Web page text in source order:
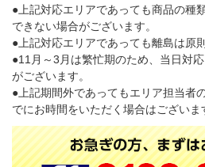
●上記対応エリアであっても商品の種
できない場合がございます。
●上記対応エリアであっても離島は原
●11月～3月は繁忙期のため、当日対
がございます。
●上記期間外であってもエリア担当者
でにお時間をいただく場合はございま